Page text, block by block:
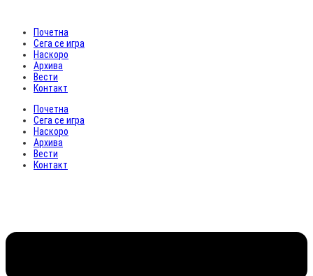
Почетна
Сега се игра
Наскоро
Архива
Вести
Контакт
Почетна
Сега се игра
Наскоро
Архива
Вести
Контакт